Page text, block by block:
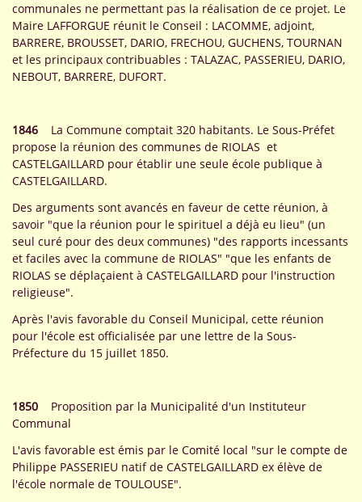
communales ne permettant pas la réalisation de ce projet. Le
Maire LAFFORGUE réunit le Conseil : LACOMME, adjoint,
BARRERE, BROUSSET, DARIO, FRECHOU, GUCHENS, TOURNAN
et les principaux contribuables : TALAZAC, PASSERIEU, DARIO,
NEBOUT, BARRERE, DUFORT.
1846 La Commune comptait 320 habitants. Le Sous-Préfet
propose la réunion des communes de RIOLAS et
CASTELGAILLARD pour établir une seule école publique à
CASTELGAILLARD.
Des arguments sont avancés en faveur de cette réunion, à
savoir "que la réunion pour le spirituel a déjà eu lieu" (un
seul curé pour des deux communes) "des rapports incessants
et faciles avec la commune de RIOLAS" "que les enfants de
RIOLAS se déplaçaient à CASTELGAILLARD pour l'instruction
religieuse".
Après l'avis favorable du Conseil Municipal, cette réunion
pour l'école est officialisée par une lettre de la Sous-
Préfecture du 15 juillet 1850.
1850 Proposition par la Municipalité d'un Instituteur
Communal
L'avis favorable est émis par le Comité local "sur le compte de
Philippe PASSERIEU natif de CASTELGAILLARD ex élève de
l'école normale de TOULOUSE".